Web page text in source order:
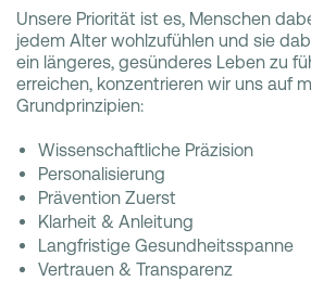
Unsere Priorität ist es, Menschen
jedem Alter wohlzufühlen und sie
ein längeres, gesünderes Leben zu
erreichen, konzentrieren wir uns auf
Grundprinzipien:
Wissenschaftliche Präzision
Personalisierung
Prävention Zuerst
Klarheit & Anleitung
Langfristige Gesundheitsspanne
Vertrauen & Transparenz